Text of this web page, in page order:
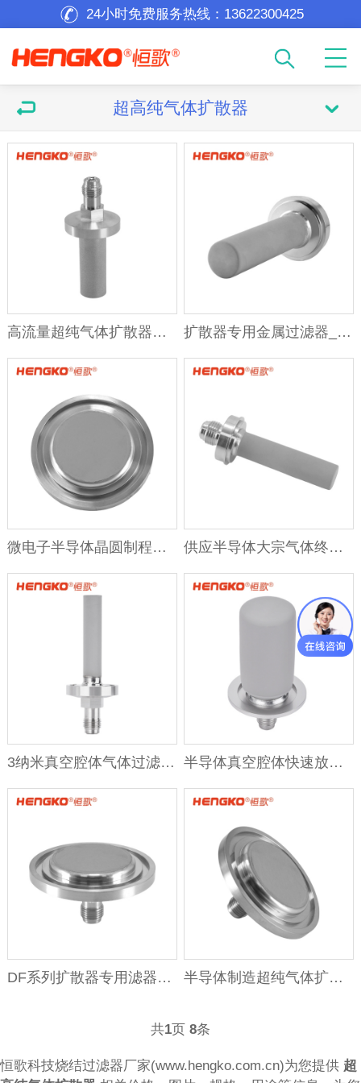
24小时免费服务热线： 13622300425
超高纯气体扩散器
高流量超纯气体扩散器过滤器_扩散器过滤器_工艺洁净过滤器 扩散器专用金属过滤器_纳米级气体过滤器生产厂家
微电子半导体晶圆制程工艺气体过滤终端 316L 外壳快速进气扩散器 供应半导体大宗气体终端晶圆制程工艺气体全金属气体过滤器
3纳米真空腔体气体过滤器丨真空腔体快速放气器丨半导体行业用 半导体真空腔体快速放气器丨0.003μm气体扩散器过滤器
DF系列扩散器专用滤器_316L真空法兰过滤器_工艺气体过滤器 半导体制造超纯气体扩散器丨316L 真空 3 纳米过滤器
共1页 8条
恒歌科技烧结过滤器厂家(www.hengko.com.cn)为您提供 超